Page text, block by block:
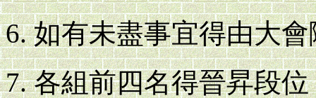
如有未盡事宜得由大
各組前四名得晉昇段